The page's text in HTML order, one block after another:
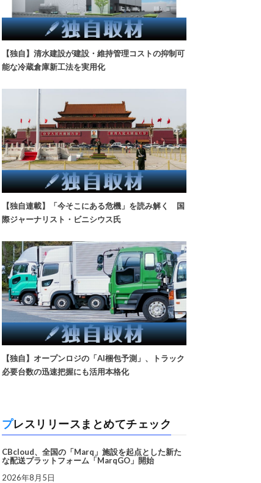
【独自】清水建設が建設・維持管理コストの抑制可
能な冷蔵倉庫新工法を実用化
【独自連載】「今そこにある危機」を読み解く 国
際ジャーナリスト・ビニシウス氏
【独自】オープンロジの「AI梱包予測」、トラック
必要台数の迅速把握にも活用本格化
プレスリリースまとめてチェック
CBcloud、全国の「Marq」施設を起点とした新た
な配送プラットフォーム「MarqGO」開始
2026年8月5日